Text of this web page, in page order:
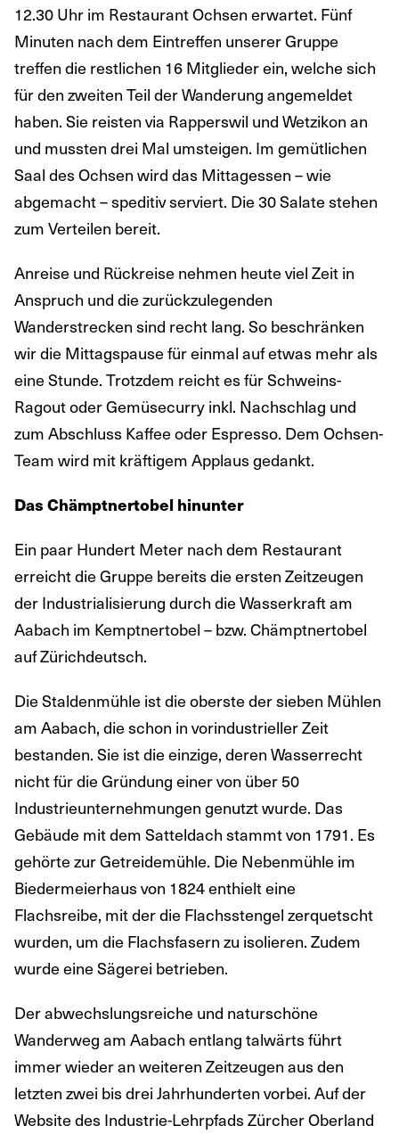
12.30 Uhr im Restaurant Ochsen erwartet. Fünf
Minuten nach dem Eintreffen unserer Gruppe
treffen die restlichen 16 Mitglieder ein, welche sich
für den zweiten Teil der Wanderung angemeldet
haben. Sie reisten via Rapperswil und Wetzikon an
und mussten drei Mal umsteigen. Im gemütlichen
Saal des Ochsen wird das Mittagessen – wie
abgemacht – speditiv serviert. Die 30 Salate stehen
zum Verteilen bereit.
Anreise und Rückreise nehmen heute viel Zeit in
Anspruch und die zurückzulegenden
Wanderstrecken sind recht lang. So beschränken
wir die Mittagspause für einmal auf etwas mehr als
eine Stunde. Trotzdem reicht es für Schweins-
Ragout oder Gemüsecurry inkl. Nachschlag und
zum Abschluss Kaffee oder Espresso. Dem Ochsen-
Team wird mit kräftigem Applaus gedankt.
Das Chämptnertobel hinunter
Ein paar Hundert Meter nach dem Restaurant
erreicht die Gruppe bereits die ersten Zeitzeugen
der Industrialisierung durch die Wasserkraft am
Aabach im Kemptnertobel – bzw. Chämptnertobel
auf Zürichdeutsch.
Die Staldenmühle ist die oberste der sieben Mühlen
am Aabach, die schon in vorindustrieller Zeit
bestanden. Sie ist die einzige, deren Wasserrecht
nicht für die Gründung einer von über 50
Industrieunternehmungen genutzt wurde. Das
Gebäude mit dem Satteldach stammt von 1791. Es
gehörte zur Getreidemühle. Die Nebenmühle im
Biedermeierhaus von 1824 enthielt eine
Flachsreibe, mit der die Flachsstengel zerquetscht
wurden, um die Flachsfasern zu isolieren. Zudem
wurde eine Sägerei betrieben.
Der abwechslungsreiche und naturschöne
Wanderweg am Aabach entlang talwärts führt
immer wieder an weiteren Zeitzeugen aus den
letzten zwei bis drei Jahrhunderten vorbei. Auf der
Website des Industrie-Lehrpfads Zürcher Oberland